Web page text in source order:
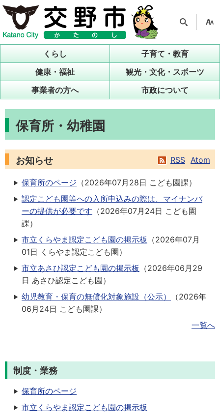
ル
くらし
子育て・教育
健康・福祉
観光・文化・スポーツ
事業者の方へ
市政について
保育所・幼稚園
お知らせ RSS Atom
保育所のページ （2026年07月28日 こども園課）
認定こども園等への入所申込みの際は、マイナンバ
ーの提供が必要です （2026年07月24日 こども園
課）
市立くらやま認定こども園の掲示板 （2026年07月
01日 くらやま認定こども園）
市立あさひ認定こども園の掲示板 （2026年06月29
日 あさひ認定こども園）
幼児教育・保育の無償化対象施設（公示）
（2026年
06月24日 こども園課）
一覧へ
制度・業務
保育所のページ
市立くらやま認定こども園の掲示板